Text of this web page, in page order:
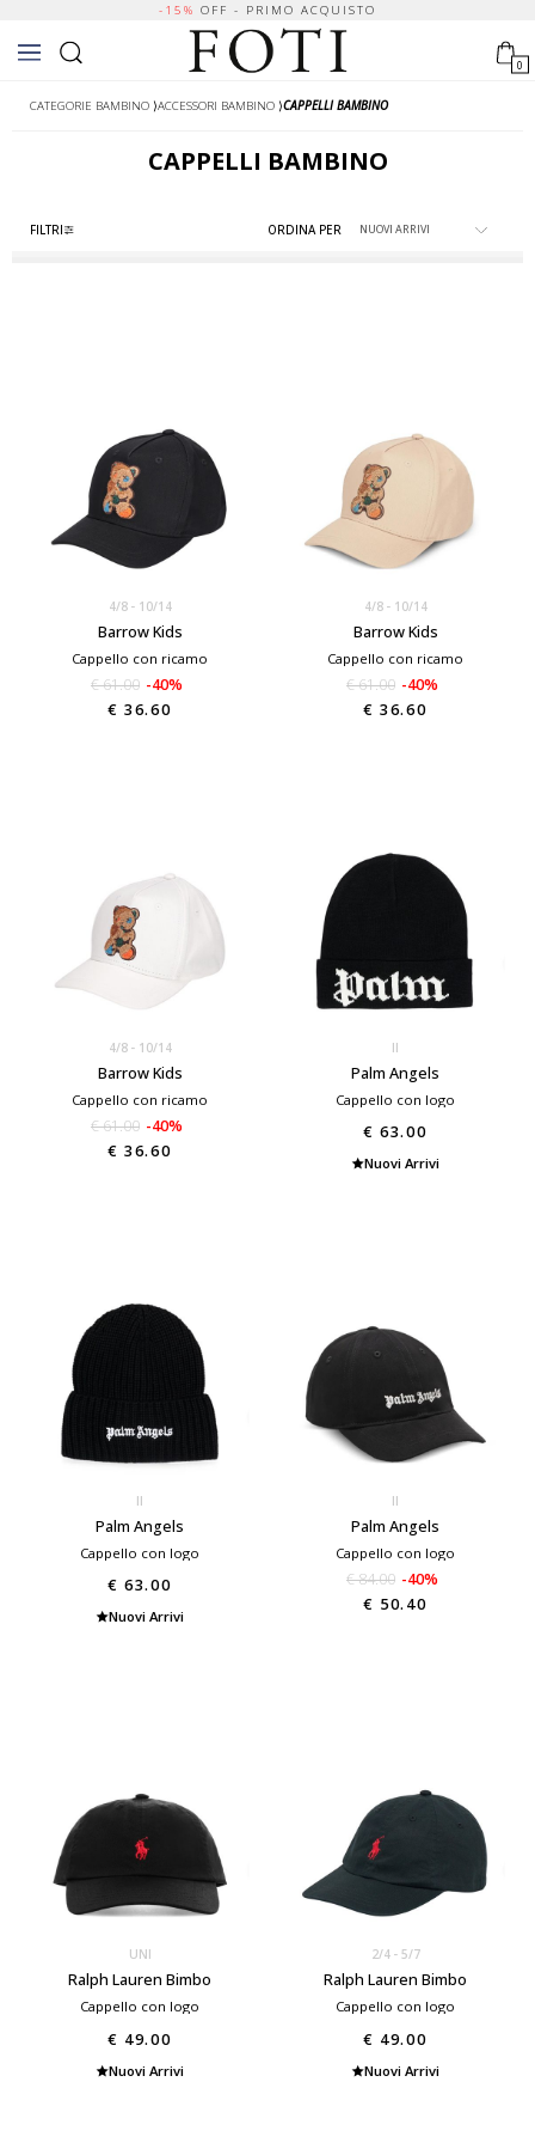
-15% OFF - PRIMO ACQUISTO
0
CATEGORIE BAMBINO ⟩ACCESSORI BAMBINO ⟩CAPPELLI BAMBINO
CAPPELLI BAMBINO
FILTRI ORDINA PER
4/8 10/14
Barrow Kids
Cappello con ricamo
€ 61.00 -40%
€ 36.60
4/8 10/14
Barrow Kids
Cappello con ricamo
€ 61.00 -40%
€ 36.60
4/8 10/14
Barrow Kids
Cappello con ricamo
€ 61.00 -40%
€ 36.60
II
Palm Angels
Cappello con logo
€ 63.00
Nuovi Arrivi
II
Palm Angels
Cappello con logo
€ 63.00
Nuovi Arrivi
II
Palm Angels
Cappello con logo
€ 84.00 -40%
€ 50.40
UNI
Ralph Lauren Bimbo
Cappello con logo
€ 49.00
Nuovi Arrivi
2/4 5/7
Ralph Lauren Bimbo
Cappello con logo
€ 49.00
Nuovi Arrivi